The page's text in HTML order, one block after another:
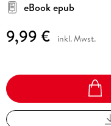
eBook epub
9,99 € inkl. Mwst.